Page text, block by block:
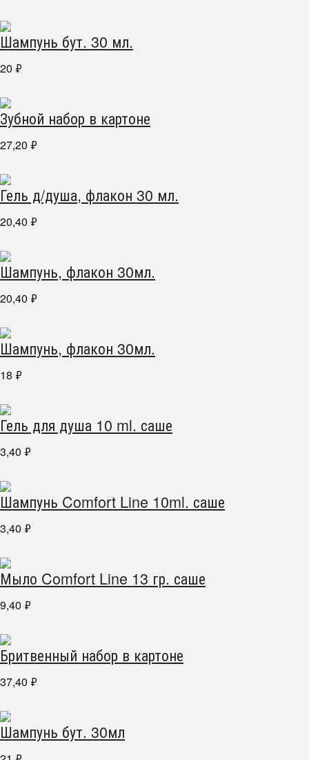
Шампунь бут. 30 мл.
20 ₽
Зубной набор в картоне
27,20 ₽
Гель д/душа, флакон 30 мл.
20,40 ₽
Шампунь, флакон 30мл.
20,40 ₽
Шампунь, флакон 30мл.
18 ₽
Гель для душа 10 ml. саше
3,40 ₽
Шампунь Comfort Line 10ml. саше
3,40 ₽
Мыло Comfort Line 13 гр. саше
9,40 ₽
Бритвенный набор в картоне
37,40 ₽
Шампунь бут. 30мл